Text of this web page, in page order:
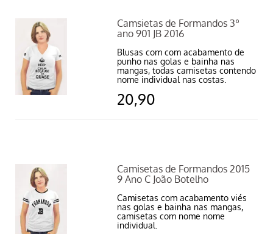
Camsietas de Formandos 3º
ano 901 JB 2016
Blusas com com acabamento de
punho nas golas e bainha nas
mangas, todas camisetas contendo
nome individual nas costas.
20,90
Camisetas de Formandos 2015
9 Ano C João Botelho
Camisetas com acabamento viés
nas golas e bainha nas mangas,
camisetas com nome nome
individual.